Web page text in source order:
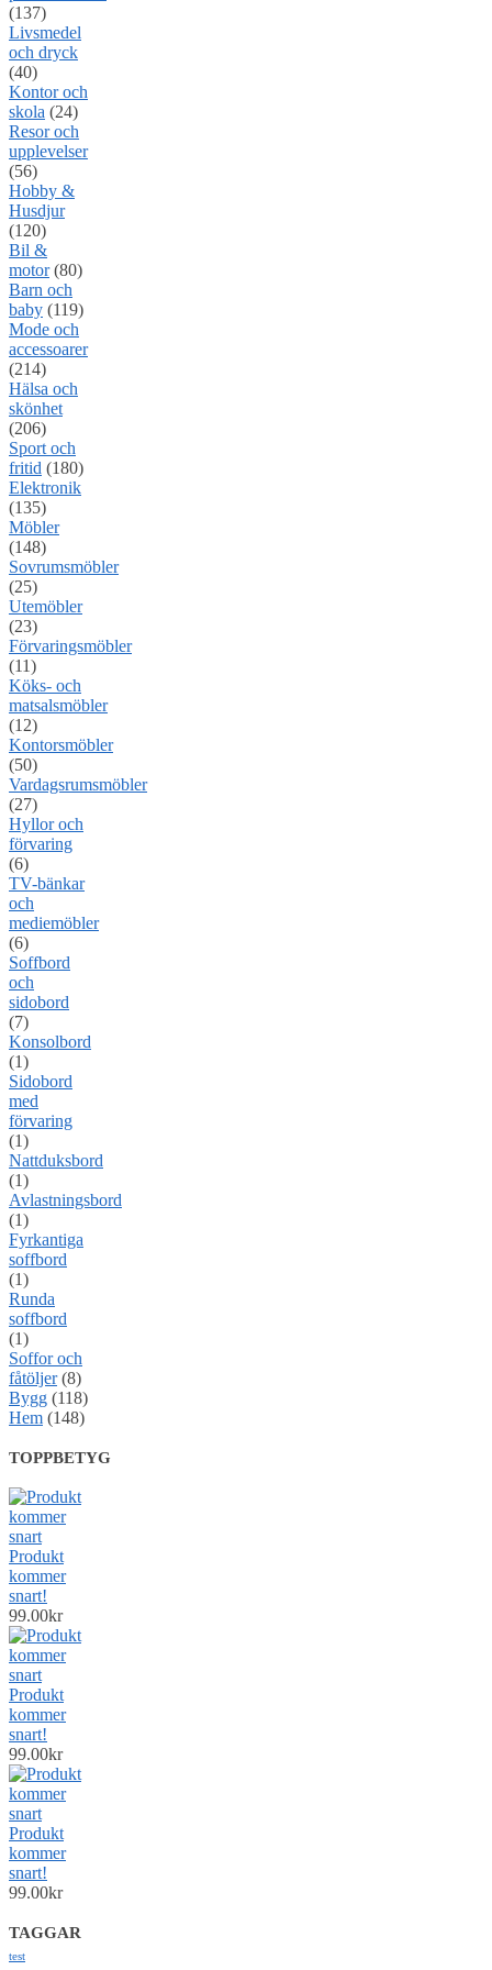
(137)
Livsmedel
och dryck
(40)
Kontor och
skola (24)
Resor och
upplevelser
(56)
Hobby &
Husdjur
(120)
Bil &
motor (80)
Barn och
baby (119)
Mode och
accessoarer
(214)
Hälsa och
skönhet
(206)
Sport och
fritid (180)
Elektronik
(135)
Möbler
(148)
Sovrumsmöbler
(25)
Utemöbler
(23)
Förvaringsmöbler
(11)
Köks- och
matsalsmöbler
(12)
Kontorsmöbler
(50)
Vardagsrumsmöbler
(27)
Hyllor och
förvaring
(6)
TV-bänkar
och
mediemöbler
(6)
Soffbord
och
sidobord
(7)
Konsolbord
(1)
Sidobord
med
förvaring
(1)
Nattduksbord
(1)
Avlastningsbord
(1)
Fyrkantiga
soffbord
(1)
Runda
soffbord
(1)
Soffor och
fåtöljer (8)
Bygg (118)
Hem (148)
TOPPBETYG
Produkt
kommer
snart!
99.00kr
Produkt
kommer
snart!
99.00kr
Produkt
kommer
snart!
99.00kr
TAGGAR
test